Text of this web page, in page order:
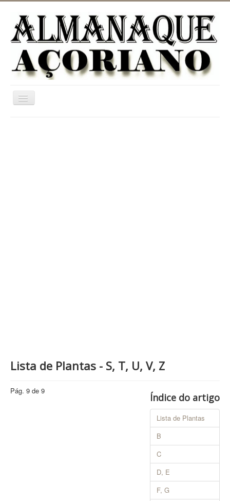
Ativar/Desativar
navegação
Lista de Plantas - S, T, U, V, Z
Índice do artigo
Lista de Plantas
B
C
D, E
F, G
Pág. 9 de 9